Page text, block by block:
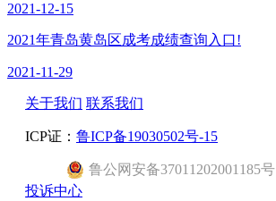
2021-12-15
2021年青岛黄岛区成考成绩查询入口!
2021-11-29
关于我们 联系我们
ICP证： 鲁ICP备19030502号-15
鲁公网安备37011202001185号
投诉中心